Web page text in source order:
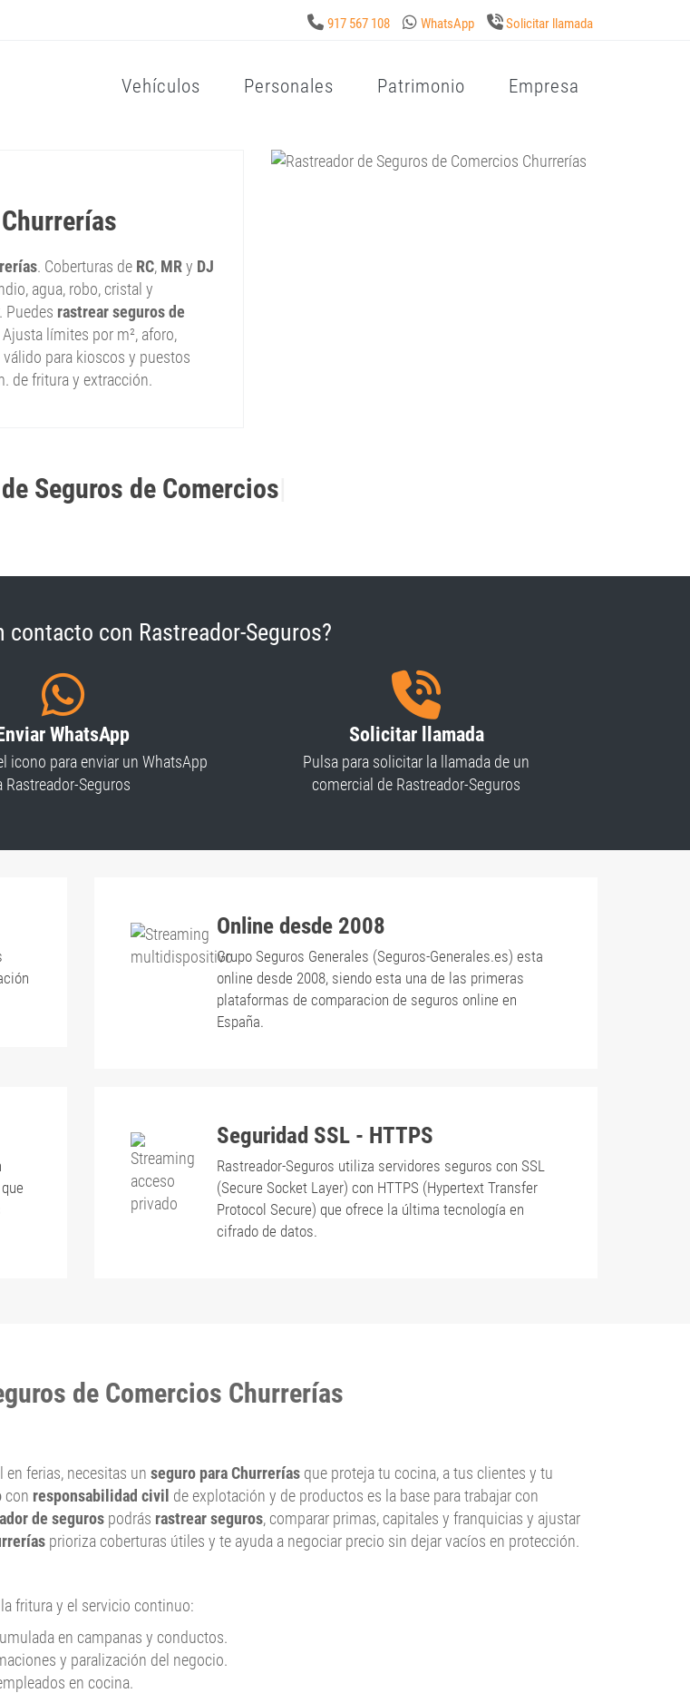
917 567 108 WhatsApp Solicitar llamada
Vehículos Personales Patrimonio Empresa
. Coberturas de RC, MRy DJ
agua, robo, cristal y
Puedes rastrear seguros de
límites por m², aforo,
para kioscos y puestos
de fritura y extracción.
Seguros de Comercios
contacto con Rastreador-Seguros?
WhatsApp
icono para enviar un WhatsApp
Rastreador-Seguros
Solicitar llamada
Pulsa para solicitar la llamada de un
comercial de Rastreador-Seguros
Online desde 2008
Grupo Seguros Generales (Seguros-Generales.es) esta
online desde 2008, siendo esta una de las primeras
plataformas de comparacion de seguros online en
España.
Seguridad SSL - HTTPS
Rastreador-Seguros utiliza servidores seguros con SSL
(Secure Socket Layer) con HTTPS (Hypertext Transfer
Protocol Secure) que ofrece la última tecnología en
cifrado de datos.
de Comercios Churrerías
ferias, necesitas un seguro para Churrerías que proteja tu cocina, a tus clientes y tu
con responsabilidad civil de explotación y de productos es la base para trabajar con
de seguros podrás rastrear seguros, comparar primas, capitales y franquicias y ajustar
prioriza coberturas útiles y te ayuda a negociar precio sin dejar vacíos en protección.
fritura y el servicio continuo:
en campanas y conductos.
y paralización del negocio.
en cocina.